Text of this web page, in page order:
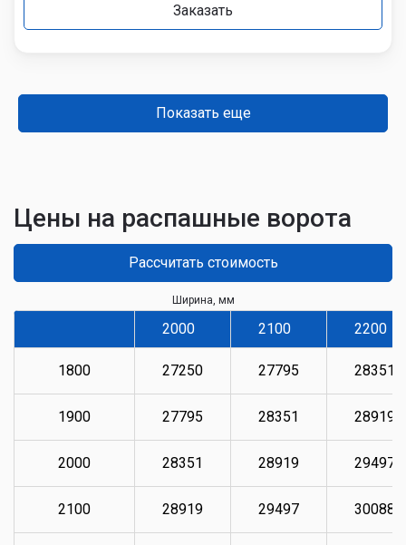
Заказать
Показать еще
Цены на распашные ворота
Рассчитать стоимость
Ширина, мм
2000 2100 2200
1800 27250 27795 28351
1900 27795 28351 28919
2000 28351 28919 29497
2100 28919 29497 30088